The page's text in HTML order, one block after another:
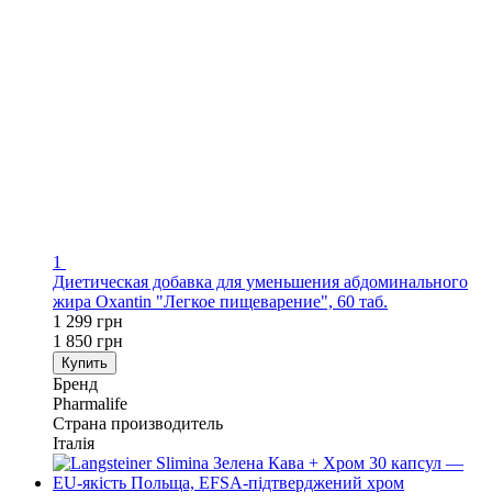
1
Диетическая добавка для уменьшения абдоминального
жира Oxantin "Легкое пищеварение", 60 таб.
1 299 грн
1 850 грн
Купить
Бренд
Pharmalife
Страна производитель
Італія